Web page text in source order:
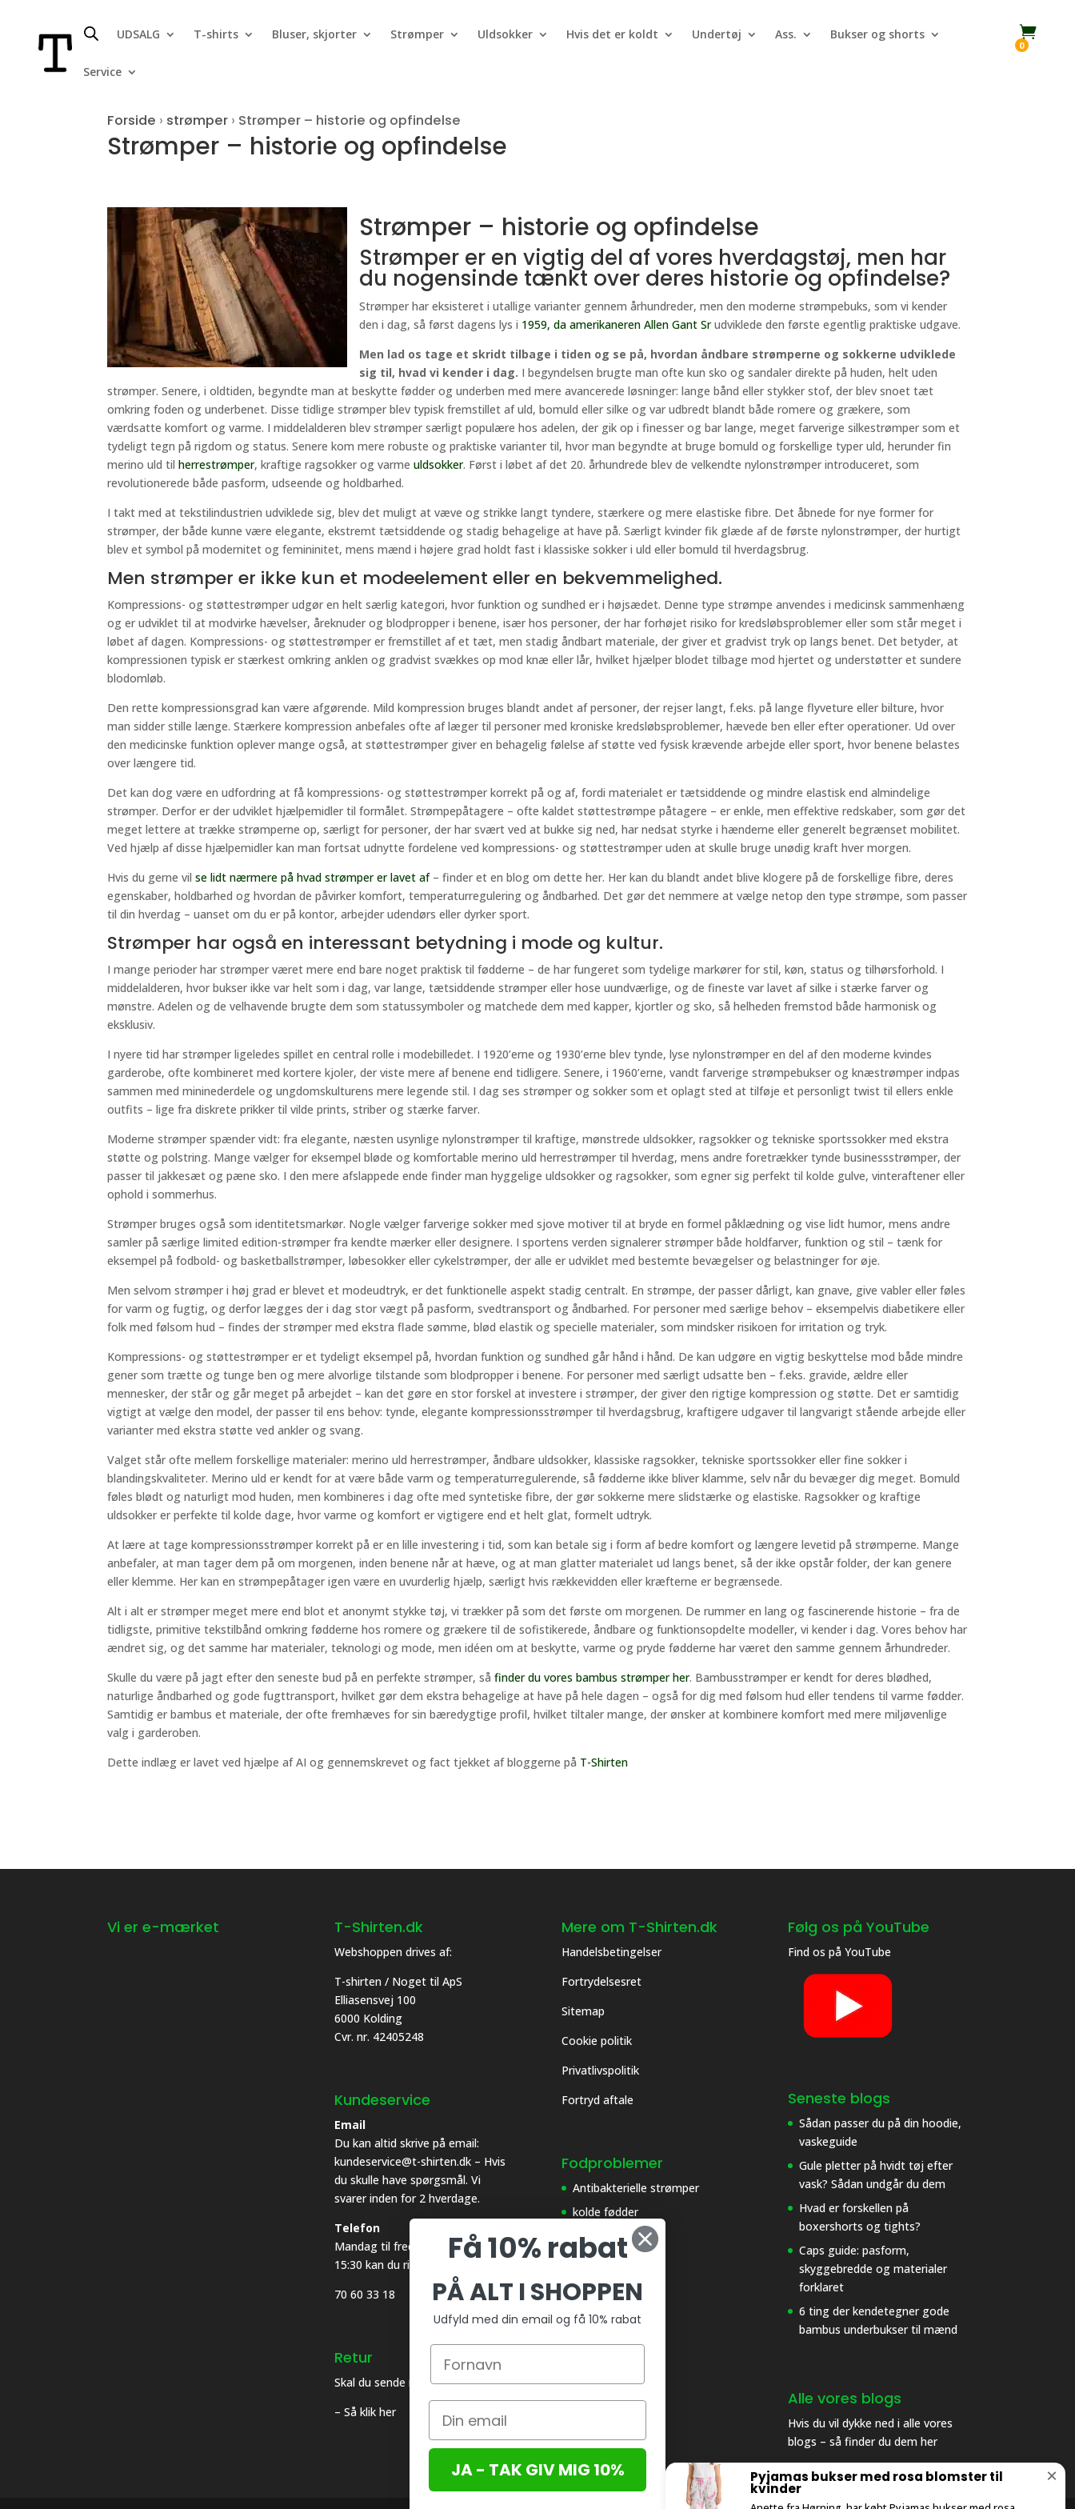
UDSALG T-shirts Bluser, skjorter Strømper Uldsokker Hvis det er koldt Undertøj Ass. Bukser og shorts
Service

0
Forside › strømper › Strømper – historie og opfindelse
Strømper – historie og opfindelse
Strømper – historie og opfindelse
Strømper er en vigtig del af vores hverdagstøj, men har
du nogensinde tænkt over deres historie og opfindelse?
Strømper har eksisteret i utallige varianter gennem århundreder, men den moderne strømpebuks, som vi kender
den i dag, så først dagens lys i 1959, da amerikaneren Allen Gant Srudviklede den første egentlig praktiske udgave.
Men lad os tage et skridt tilbage i tiden og se på, hvordan åndbare strømperne og sokkerne udviklede
sig til, hvad vi kender i dag. I begyndelsen brugte man ofte kun sko og sandaler direkte på huden, helt uden
strømper. Senere, i oldtiden, begyndte man at beskytte fødder og underben med mere avancerede løsninger: lange bånd eller stykker stof, der blev snoet tæt
omkring foden og underbenet. Disse tidlige strømper blev typisk fremstillet af uld, bomuld eller silke og var udbredt blandt både romere og grækere, som
værdsatte komfort og varme. I middelalderen blev strømper særligt populære hos adelen, der gik op i finesser og bar lange, meget farverige silkestrømper som et
tydeligt tegn på rigdom og status. Senere kom mere robuste og praktiske varianter til, hvor man begyndte at bruge bomuld og forskellige typer uld, herunder fin
merino uld tilherrestrømper, kraftige ragsokker og varmeuldsokker. Først i løbet af det 20. århundrede blev de velkendte nylonstrømper introduceret, som
revolutionerede både pasform, udseende og holdbarhed.
I takt med at tekstilindustrien udviklede sig, blev det muligt at væve og strikke langt tyndere, stærkere og mere elastiske fibre. Det åbnede for nye former for
strømper, der både kunne være elegante, ekstremt tætsiddende og stadig behagelige at have på. Særligt kvinder fik glæde af de første nylonstrømper, der hurtigt
blev et symbol på modernitet og femininitet, mens mænd i højere grad holdt fast i klassiske sokker i uld eller bomuld til hverdagsbrug.
Men strømper er ikke kun et modeelement eller en bekvemmelighed.
Kompressions- og støttestrømper udgør en helt særlig kategori, hvor funktion og sundhed er i højsædet. Denne type strømpe anvendes i medicinsk sammenhæng
og er udviklet til at modvirke hævelser, åreknuder og blodpropper i benene, især hos personer, der har forhøjet risiko for kredsløbsproblemer eller som står meget i
løbet af dagen. Kompressions- og støttestrømper er fremstillet af et tæt, men stadig åndbart materiale, der giver et gradvist tryk op langs benet. Det betyder, at
kompressionen typisk er stærkest omkring anklen og gradvist svækkes op mod knæ eller lår, hvilket hjælper blodet tilbage mod hjertet og understøtter et sundere
blodomløb.
Den rette kompressionsgrad kan være afgørende. Mild kompression bruges blandt andet af personer, der rejser langt, f.eks. på lange flyveture eller bilture, hvor
man sidder stille længe. Stærkere kompression anbefales ofte af læger til personer med kroniske kredsløbsproblemer, hævede ben eller efter operationer. Ud over
den medicinske funktion oplever mange også, at støttestrømper giver en behagelig følelse af støtte ved fysisk krævende arbejde eller sport, hvor benene belastes
over længere tid.
Det kan dog være en udfordring at få kompressions- og støttestrømper korrekt på og af, fordi materialet er tætsiddende og mindre elastisk end almindelige
strømper. Derfor er der udviklet hjælpemidler til formålet. Strømpepåtagere – ofte kaldet støttestrømpe påtagere – er enkle, men effektive redskaber, som gør det
meget lettere at trække strømperne op, særligt for personer, der har svært ved at bukke sig ned, har nedsat styrke i hænderne eller generelt begrænset mobilitet.
Ved hjælp af disse hjælpemidler kan man fortsat udnytte fordelene ved kompressions- og støttestrømper uden at skulle bruge unødig kraft hver morgen.
Hvis du gerne vilse lidt nærmere på hvad strømper er lavet af– finder et en blog om dette her. Her kan du blandt andet blive klogere på de forskellige fibre, deres
egenskaber, holdbarhed og hvordan de påvirker komfort, temperaturregulering og åndbarhed. Det gør det nemmere at vælge netop den type strømpe, som passer
til din hverdag – uanset om du er på kontor, arbejder udendørs eller dyrker sport.
Strømper har også en interessant betydning i mode og kultur.
I mange perioder har strømper været mere end bare noget praktisk til fødderne – de har fungeret som tydelige markører for stil, køn, status og tilhørsforhold. I
middelalderen, hvor bukser ikke var helt som i dag, var lange, tætsiddende strømper eller hose uundværlige, og de fineste var lavet af silke i stærke farver og
mønstre. Adelen og de velhavende brugte dem som statussymboler og matchede dem med kapper, kjortler og sko, så helheden fremstod både harmonisk og
eksklusiv.
I nyere tid har strømper ligeledes spillet en central rolle i modebilledet. I 1920’erne og 1930’erne blev tynde, lyse nylonstrømper en del af den moderne kvindes
garderobe, ofte kombineret med kortere kjoler, der viste mere af benene end tidligere. Senere, i 1960’erne, vandt farverige strømpebukser og knæstrømper indpas
sammen med mininederdele og ungdomskulturens mere legende stil. I dag ses strømper og sokker som et oplagt sted at tilføje et personligt twist til ellers enkle
outfits – lige fra diskrete prikker til vilde prints, striber og stærke farver.
Moderne strømper spænder vidt: fra elegante, næsten usynlige nylonstrømper til kraftige, mønstrede uldsokker, ragsokker og tekniske sportssokker med ekstra
støtte og polstring. Mange vælger for eksempel bløde og komfortable merino uld herrestrømper til hverdag, mens andre foretrækker tynde businessstrømper, der
passer til jakkesæt og pæne sko. I den mere afslappede ende finder man hyggelige uldsokker og ragsokker, som egner sig perfekt til kolde gulve, vinteraftener eller
ophold i sommerhus.
Strømper bruges også som identitetsmarkør. Nogle vælger farverige sokker med sjove motiver til at bryde en formel påklædning og vise lidt humor, mens andre
samler på særlige limited edition-strømper fra kendte mærker eller designere. I sportens verden signalerer strømper både holdfarver, funktion og stil – tænk for
eksempel på fodbold- og basketballstrømper, løbesokker eller cykelstrømper, der alle er udviklet med bestemte bevægelser og belastninger for øje.
Men selvom strømper i høj grad er blevet et modeudtryk, er det funktionelle aspekt stadig centralt. En strømpe, der passer dårligt, kan gnave, give vabler eller føles
for varm og fugtig, og derfor lægges der i dag stor vægt på pasform, svedtransport og åndbarhed. For personer med særlige behov – eksempelvis diabetikere eller
folk med følsom hud – findes der strømper med ekstra flade sømme, blød elastik og specielle materialer, som mindsker risikoen for irritation og tryk.
Kompressions- og støttestrømper er et tydeligt eksempel på, hvordan funktion og sundhed går hånd i hånd. De kan udgøre en vigtig beskyttelse mod både mindre
gener som trætte og tunge ben og mere alvorlige tilstande som blodpropper i benene. For personer med særligt udsatte ben – f.eks. gravide, ældre eller
mennesker, der står og går meget på arbejdet – kan det gøre en stor forskel at investere i strømper, der giver den rigtige kompression og støtte. Det er samtidig
vigtigt at vælge den model, der passer til ens behov: tynde, elegante kompressionsstrømper til hverdagsbrug, kraftigere udgaver til langvarigt stående arbejde eller
varianter med ekstra støtte ved ankler og svang.
Valget står ofte mellem forskellige materialer: merino uld herrestrømper, åndbare uldsokker, klassiske ragsokker, tekniske sportssokker eller fine sokker i
blandingskvaliteter. Merino uld er kendt for at være både varm og temperaturregulerende, så fødderne ikke bliver klamme, selv når du bevæger dig meget. Bomuld
føles blødt og naturligt mod huden, men kombineres i dag ofte med syntetiske fibre, der gør sokkerne mere slidstærke og elastiske. Ragsokker og kraftige
uldsokker er perfekte til kolde dage, hvor varme og komfort er vigtigere end et helt glat, formelt udtryk.
At lære at tage kompressionsstrømper korrekt på er en lille investering i tid, som kan betale sig i form af bedre komfort og længere levetid på strømperne. Mange
anbefaler, at man tager dem på om morgenen, inden benene når at hæve, og at man glatter materialet ud langs benet, så der ikke opstår folder, der kan genere
eller klemme. Her kan en strømpepåtager igen være en uvurderlig hjælp, særligt hvis rækkevidden eller kræfterne er begrænsede.
Alt i alt er strømper meget mere end blot et anonymt stykke tøj, vi trækker på som det første om morgenen. De rummer en lang og fascinerende historie – fra de
tidligste, primitive tekstilbånd omkring fødderne hos romere og grækere til de sofistikerede, åndbare og funktionsopdelte modeller, vi kender i dag. Vores behov har
ændret sig, og det samme har materialer, teknologi og mode, men idéen om at beskytte, varme og pryde fødderne har været den samme gennem århundreder.
Skulle du være på jagt efter den seneste bud på en perfekte strømper, såfinder du vores bambus strømper her. Bambusstrømper er kendt for deres blødhed,
naturlige åndbarhed og gode fugttransport, hvilket gør dem ekstra behagelige at have på hele dagen – også for dig med følsom hud eller tendens til varme fødder.
Samtidig er bambus et materiale, der ofte fremhæves for sin bæredygtige profil, hvilket tiltaler mange, der ønsker at kombinere komfort med mere miljøvenlige
valg i garderoben.
Dette indlæg er lavet ved hjælpe af AI og gennemskrevet og fact tjekket af bloggerne på T-Shirten
Vi er e-mærket T-Shirten.dk
Webshoppen drives af:
T-shirten / Noget til ApS
Elliasensvej 100
6000 Kolding
Cvr. nr. 42405248
Kundeservice
Email
Du kan altid skrive på email:
kundeservice@t-shirten.dk – Hvis
du skulle have spørgsmål. Vi
svarer inden for 2 hverdage.
Telefon
Mandag til fredag fra 0830 til
15:30 kan du ringe på:
70 60 33 18
Retur
Skal du sende noget retur
– Så klik her
Mere om T-Shirten.dk
Handelsbetingelser
Fortrydelsesret
Sitemap
Cookie politik
Privatlivspolitik
Fortryd aftale
Fodproblemer
Antibakterielle strømper
kolde fødder
Sure tæer løsning
Varme fødder
Følg os på YouTube
Find os påYouTube
Seneste blogs
Sådan passer du på din hoodie,
vaskeguide
Gule pletter på hvidt tøj efter
vask? Sådan undgår du dem
Hvad er forskellen på
boxershorts og tights?
Caps guide: pasform,
skyggebredde og materialer
forklaret
6 ting der kendetegner gode
bambus underbukser til mænd
Alle vores blogs
Hvis du vil dykke ned i alle vores
blogs – så finder du dem her
Få 10% rabat
PÅ ALT I SHOPPEN
Udfyld med din email og få 10% rabat
JA - TAK GIV MIG 10% Pyjamas bukser med rosa blomster til
kvinder
×